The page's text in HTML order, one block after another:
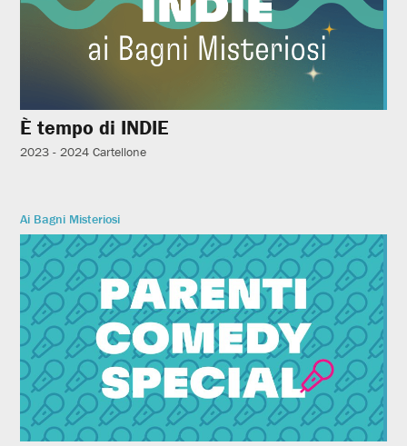
È tempo di INDIE
2023 - 2024 Cartellone
Ai Bagni Misteriosi